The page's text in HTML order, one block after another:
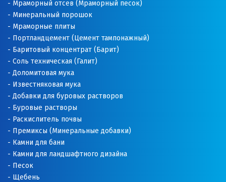
Мраморный отсев (Мраморный песок)
Минеральный порошок
Мраморные плиты
Портландцемент (Цемент тампонажный)
Баритовый концентрат (Барит)
Соль техническая (Галит)
Доломитовая мука
Известняковая мука
Добавки для буровых растворов
Буровые растворы
Раскислитель почвы
Премиксы (Минеральные добавки)
Камни для бани
Камни для ландшафтного дизайна
Песок
Щебень